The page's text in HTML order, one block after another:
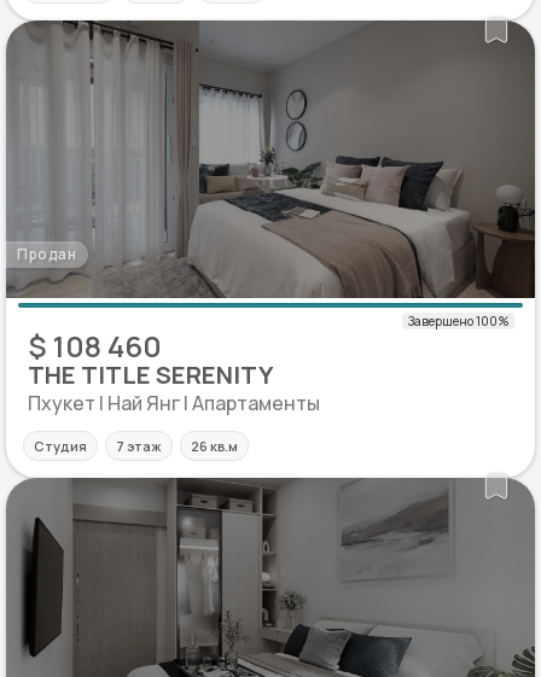
Продан
$ 108 460
THE TITLE SERENITY
Пхукет | Най Янг | Апартаменты
Студия 7 этаж 26 кв.м